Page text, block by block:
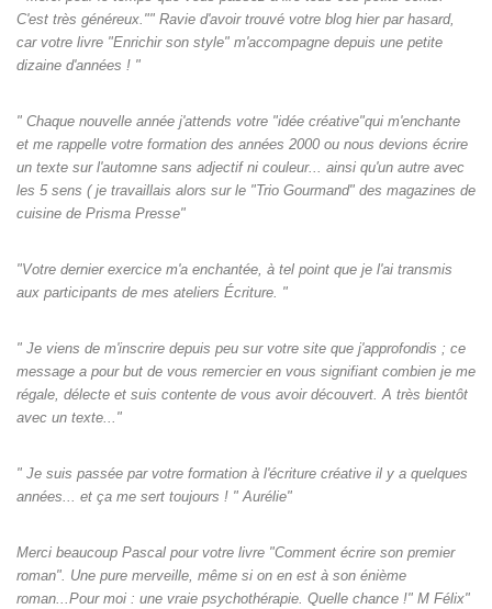
C'est très généreux."" Ravie d'avoir trouvé votre blog hier par hasard,
car votre livre "Enrichir son style" m'accompagne depuis une petite
dizaine d'années ! "
" Chaque nouvelle année j'attends votre "idée créative"qui m'enchante
et me rappelle votre formation des années 2000 ou nous devions écrire
un texte sur l'automne sans adjectif ni couleur... ainsi qu'un autre avec
les 5 sens ( je travaillais alors sur le "Trio Gourmand" des magazines de
cuisine de Prisma Presse"
"Votre dernier exercice m'a enchantée, à tel point que je l'ai transmis
aux participants de mes ateliers Écriture. "
" Je viens de m'inscrire depuis peu sur votre site que j'approfondis ; ce
message a pour but de vous remercier en vous signifiant combien je me
régale, délecte et suis contente de vous avoir découvert. A très bientôt
avec un texte..."
" Je suis passée par votre formation à l'écriture créative il y a quelques
années... et ça me sert toujours ! " Aurélie"
Merci beaucoup Pascal pour votre livre "Comment écrire son premier
roman". Une pure merveille, même si on en est à son énième
roman...Pour moi : une vraie psychothérapie. Quelle chance !" M Félix"